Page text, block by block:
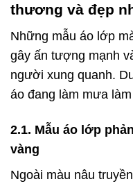
thương và đẹp
Những mẫu áo lớp
gây ấn tượng mạnh
người xung quanh.
áo đang làm mưa
2.1. Mẫu áo lớp
vàng
Ngoài màu nâu